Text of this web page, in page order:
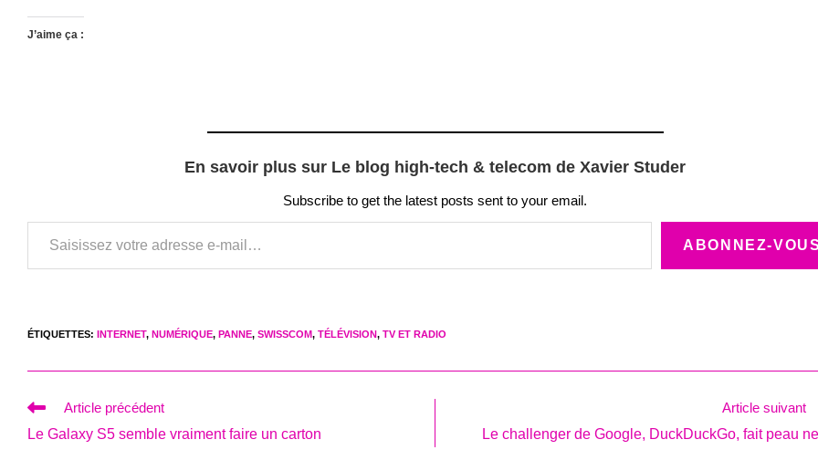
J’aime ça :
En savoir plus sur Le blog high-tech & telecom de Xavier Studer
Subscribe to get the latest posts sent to your email.
Saisissez votre adresse e-mail…
ABONNEZ-VOUS
ÉTIQUETTES: INTERNET, NUMÉRIQUE, PANNE, SWISSCOM, TÉLÉVISION, TV ET RADIO
Read
articles
Article précédent
Le Galaxy S5 semble vraiment faire un carton
Article suivant
Le challenger de Google, DuckDuckGo, fait peau